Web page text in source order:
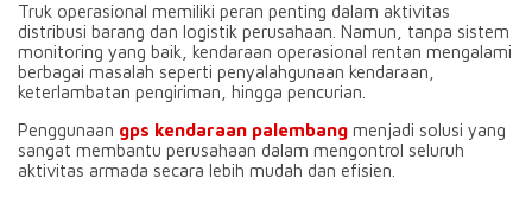
Truk operasional memiliki peran penting dalam aktivitas
distribusi barang dan logistik perusahaan. Namun, tanpa sistem
monitoring yang baik, kendaraan operasional rentan mengalami
berbagai masalah seperti penyalahgunaan kendaraan,
keterlambatan pengiriman, hingga pencurian.
Penggunaan gps kendaraan palembang menjadi solusi yang
sangat membantu perusahaan dalam mengontrol seluruh
aktivitas armada secara lebih mudah dan efisien.